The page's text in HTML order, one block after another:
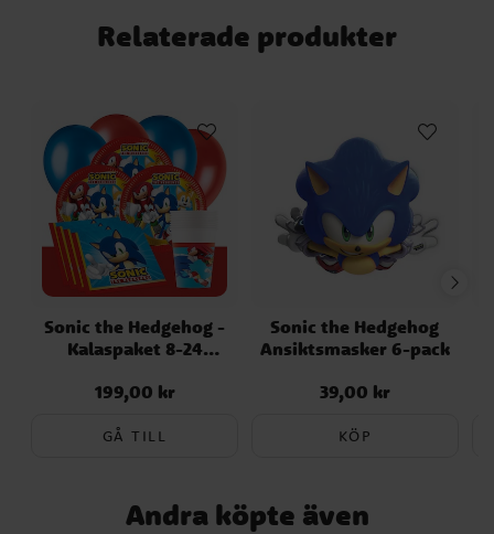
Relaterade produkter
Sonic the Hedgehog -
Kalaspaket 8-24
Pris:199,00 kr
199,00 kr
GÅ TILL
Sonic the Hedgehog
Ansiktsmasker 6-pack
Pris:39,00 kr
39,00 kr
KÖP
Andra köpte även